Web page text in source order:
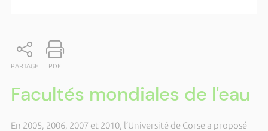
PARTAGE PDF
Facultés mondiales de l'eau
En 2005, 2006, 2007 et 2010, l’Université de Corse a proposé